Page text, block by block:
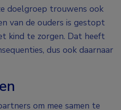
doelgroep trouwens ook
van de ouders is gestopt
kind te zorgen. Dat heeft
dus ook daarnaar
om mee samen te